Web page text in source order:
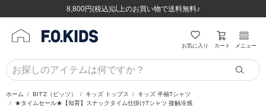
8,800円(税込)以上のお買い物で送料無料♪
ほぼ全品半額！！8/12(水)お昼12:59まで！！
8,800円(税込)以上のお買い物で送料無料♪
ほぼ全品半額！！8/12(水)お昼12:59まで！！
お気に入り カート メニュー
ホーム BIT'Z（ビッツ） キッズ トップス
キッズ 半袖Tシャツ
★タイムセール★【知育】スナックタイム仕掛けTシャツ 接触冷感